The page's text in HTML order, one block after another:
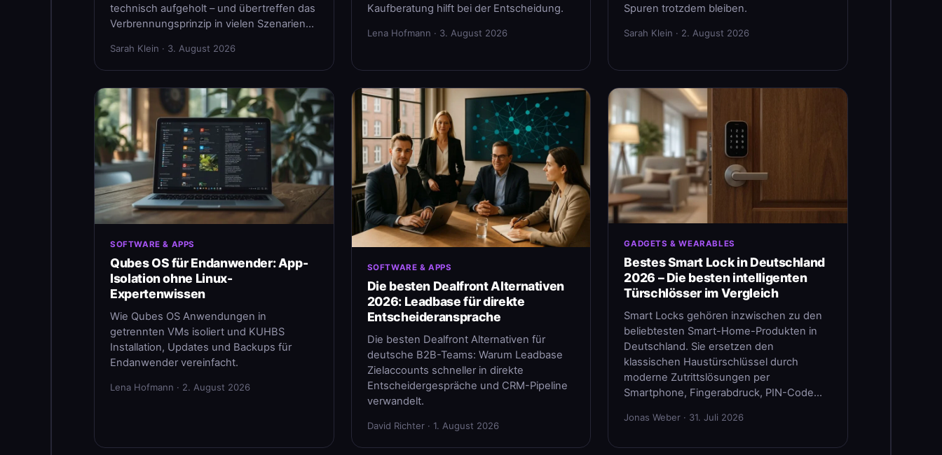
technisch aufgeholt – und übertreffen das
Verbrennungsprinzip in vielen Szenarien…
Sarah Klein · 3. August 2026
Kaufberatung hilft bei der Entscheidung.
Lena Hofmann · 3. August 2026
Spuren trotzdem bleiben.
Sarah Klein · 2. August 2026
SOFTWARE & APPS
Qubes OS für Endanwender: App-
Isolation ohne Linux-
Expertenwissen
Wie Qubes OS Anwendungen in
getrennten VMs isoliert und KUHBS
Installation, Updates und Backups für
Endanwender vereinfacht.
Lena Hofmann · 2. August 2026
SOFTWARE & APPS
Die besten Dealfront Alternativen
2026: Leadbase für direkte
Entscheideransprache
Die besten Dealfront Alternativen für
deutsche B2B-Teams: Warum Leadbase
Zielaccounts schneller in direkte
Entscheidergespräche und CRM-Pipeline
verwandelt.
David Richter · 1. August 2026
GADGETS & WEARABLES
Bestes Smart Lock in Deutschland
2026 – Die besten intelligenten
Türschlösser im Vergleich
Smart Locks gehören inzwischen zu den
beliebtesten Smart-Home-Produkten in
Deutschland. Sie ersetzen den
klassischen Haustürschlüssel durch
moderne Zutrittslösungen per
Smartphone, Fingerabdruck, PIN-Code…
Jonas Weber · 31. Juli 2026